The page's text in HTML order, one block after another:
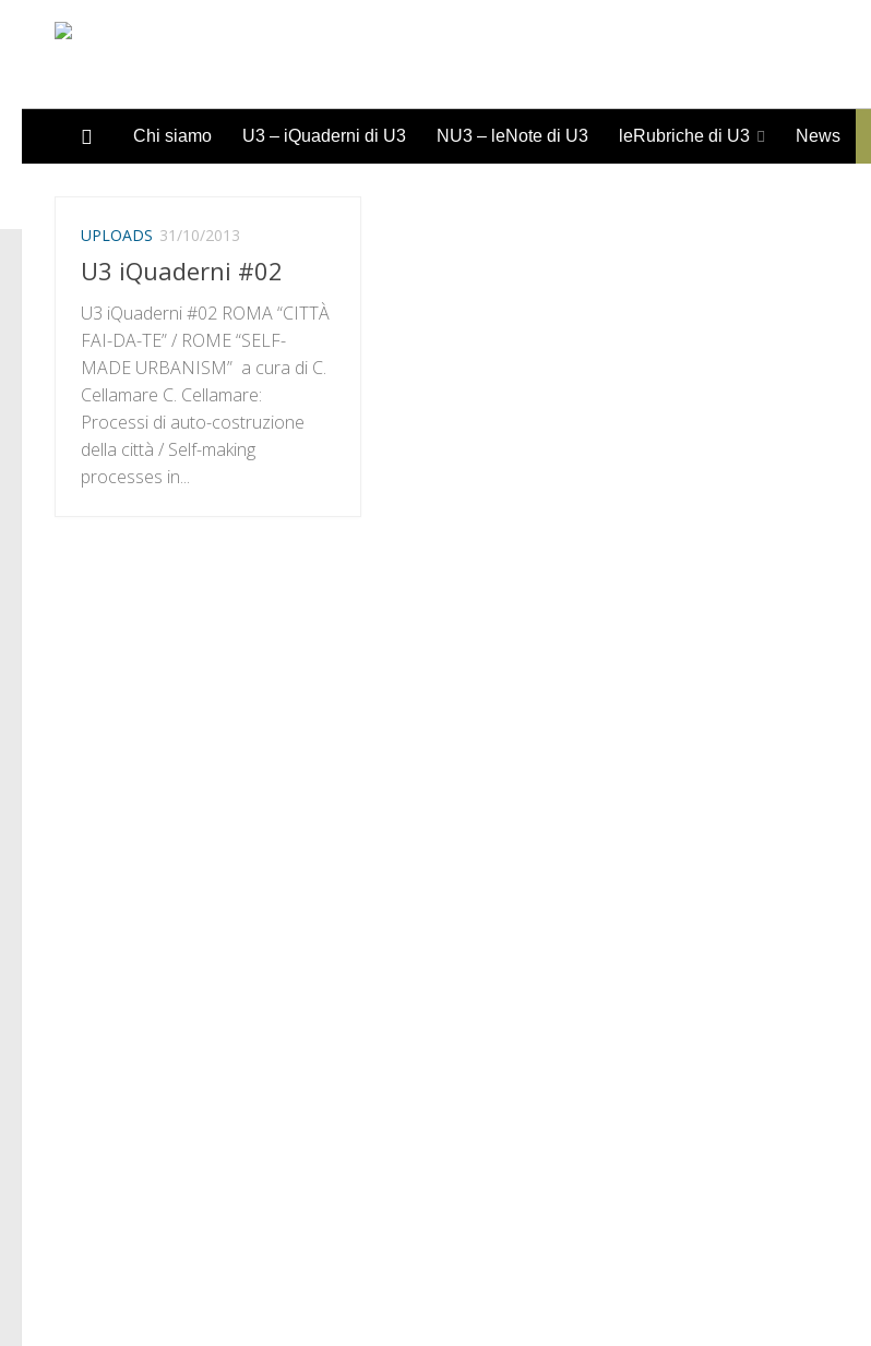
Sotto il contenuto
Chi siamo U3 – iQuaderni di U3 NU3 – leNote di U3 leRubriche di U3 News
UPLOADS 31/10/2013
U3 iQuaderni #02
U3 iQuaderni #02 ROMA “CITTÀ
FAI-DA-TE” / ROME “SELF-
MADE URBANISM” a cura di C.
Cellamare C. Cellamare:
Processi di auto-costruzione
della città / Self-making
processes in...